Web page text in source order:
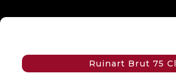
Ruinart Brut 75 Cl